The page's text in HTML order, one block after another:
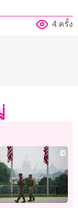
4 ครั้ง